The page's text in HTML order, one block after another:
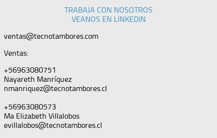
TRABAJA CON NOSOTROS
VEANOS EN LINKEDIN
ventas@tecnotambores.com
Ventas:
+56963080751
Nayareth Manríquez
nmanriquez@tecnotambores.cl
+56963080573
Ma Elizabeth Villalobos
evillalobos@tecnotambores.cl